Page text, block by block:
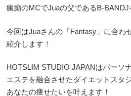
瘋癲のMCでJuaの父であるB-BANDJ
今回はJuaさんの「Fantasy」に合わ
紹介します！
HOTSLIM STUDIO JAPANはパーソ
エステを融合させたダイエットスタ
あなたの痩せたいを叶えます！